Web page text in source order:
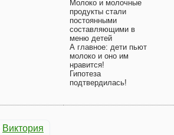
Молоко и молочные
продукты стали
постоянными
составляющими в
меню детей
А главное: дети пьют
молоко и оно им
нравится!
Гипотеза
подтвердилась!
Виктория